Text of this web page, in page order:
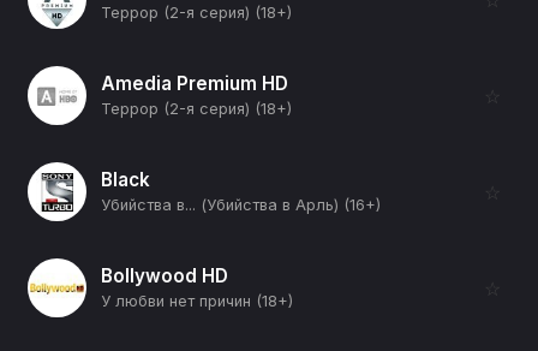
Террор (2-я серия) (18+)
Amedia Premium HD
Террор (2-я серия) (18+)
☆
Black
Убийства в... (Убийства в Арль) (16+)
☆
Bollywood HD
У любви нет причин (18+)
☆